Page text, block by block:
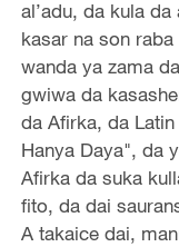
al’adu, da kula
kasar na son
wanda ya zama
gwiwa da
da Afirka, da
Hanya Daya", da
Afirka da suka
fito, da dai
A takaice dai,